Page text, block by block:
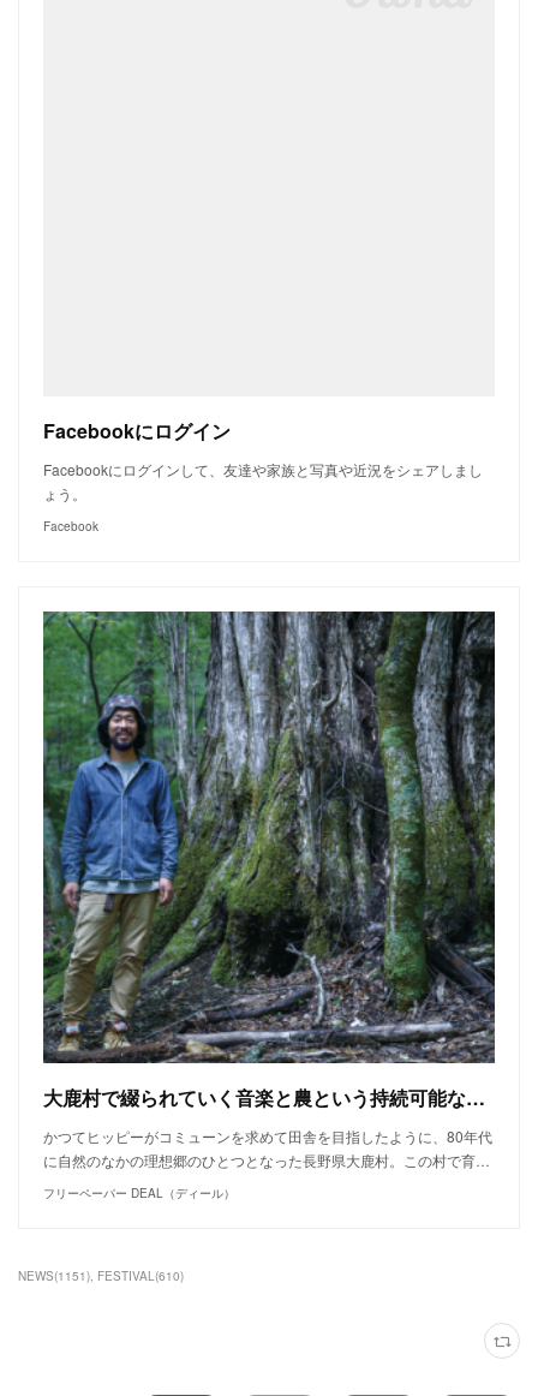
Facebookにログイン
Facebookにログインして、友達や家族と写真や近況をシェアしまし
ょう。
Facebook
大鹿村で綴られていく音楽と農という持続可能なライフスタイル。【TAKERU ANBASSA】
かつてヒッピーがコミューンを求めて田舎を目指したように、80年代
に自然のなかの理想郷のひとつとなった長野県大鹿村。この村で育…
フリーペーパー DEAL（ディール）
NEWS(1151) FESTIVAL(610)